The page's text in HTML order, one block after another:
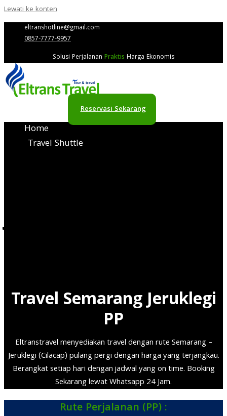
Lewati ke konten
eltranshotline@gmail.com
0857-7777-9957
Solusi Perjalanan Praktis Harga Ekonomis
Reservasi Sekarang
Home
Travel Shuttle
Travel Semarang Jeruklegi
PP
Eltranstravel menyediakan travel dengan rute Semarang –
Jeruklegi (Cilacap) pulang pergi dengan harga yang terjangkau.
Berangkat setiap hari dengan jadwal yang on time. Booking
Sekarang lewat Whatsapp 24 Jam.
Rute Perjalanan (PP) :